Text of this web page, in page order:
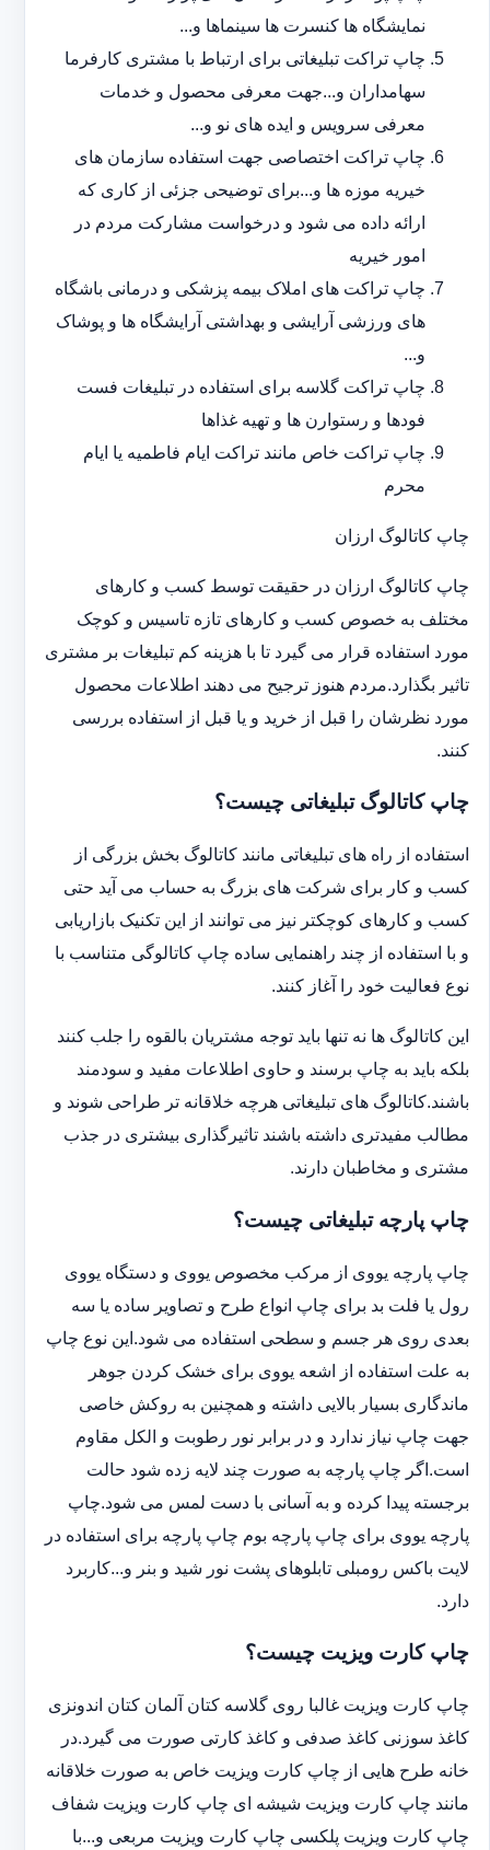
نمایشگاه ها کنسرت ها سینماها و...
چاپ تراکت تبلیغاتی برای ارتباط با مشتری کارفرما
سهامداران و...جهت معرفی محصول و خدمات
معرفی سرویس و ایده های نو و...
چاپ تراکت اختصاصی جهت استفاده سازمان های
خیریه موزه ها و...برای توضیحی جزئی از کاری که
ارائه داده می شود و درخواست مشارکت مردم در
امور خیریه
چاپ تراکت های املاک بیمه پزشکی و درمانی باشگاه
های ورزشی آرایشی و بهداشتی آرایشگاه ها و پوشاک
و...
چاپ تراکت گلاسه برای استفاده در تبلیغات فست
فودها و رستوارن ها و تهیه غذاها
چاپ تراکت خاص مانند تراکت ایام فاطمیه یا ایام
محرم
چاپ کاتالوگ ارزان
چاپ کاتالوگ ارزان در حقیقت توسط کسب و کارهای
مختلف به خصوص کسب و کارهای تازه تاسیس و کوچک
مورد استفاده قرار می گیرد تا با هزینه کم تبلیغات بر مشتری
تاثیر بگذارد.مردم هنوز ترجیح می دهند اطلاعات محصول
مورد نظرشان را قبل از خرید و یا قبل از استفاده بررسی
کنند.
چاپ کاتالوگ تبلیغاتی چیست؟
استفاده از راه های تبلیغاتی مانند کاتالوگ بخش بزرگی از
کسب و کار برای شرکت های بزرگ به حساب می آید حتی
کسب و کارهای کوچکتر نیز می توانند از این تکنیک بازاریابی
و با استفاده از چند راهنمایی ساده چاپ کاتالوگی متناسب با
نوع فعالیت خود را آغاز کنند.
این کاتالوگ ها نه تنها باید توجه مشتریان بالقوه را جلب کنند
بلکه باید به چاپ برسند و حاوی اطلاعات مفید و سودمند
باشند.کاتالوگ های تبلیغاتی هرچه خلاقانه تر طراحی شوند و
مطالب مفیدتری داشته باشند تاثیرگذاری بیشتری در جذب
مشتری و مخاطبان دارند.
چاپ پارچه تبلیغاتی چیست؟
چاپ پارچه یووی از مرکب مخصوص یووی و دستگاه یووی
رول یا فلت بد برای چاپ انواع طرح و تصاویر ساده یا سه
بعدی روی هر جسم و سطحی استفاده می شود.این نوع چاپ
به علت استفاده از اشعه یووی برای خشک کردن جوهر
ماندگاری بسیار بالایی داشته و همچنین به روکش خاصی
جهت چاپ نیاز ندارد و در برابر نور رطوبت و الکل مقاوم
است.اگر چاپ پارچه به صورت چند لایه زده شود حالت
برجسته پیدا کرده و به آسانی با دست لمس می شود.چاپ
پارچه یووی برای چاپ پارچه بوم چاپ پارچه برای استفاده در
لایت باکس رومبلی تابلوهای پشت نور شید و بنر و...کاربرد
دارد.
چاپ کارت ویزیت چیست؟
چاپ کارت ویزیت غالبا روی گلاسه کتان آلمان کتان اندونزی
کاغذ سوزنی کاغذ صدفی و کاغذ کارتی صورت می گیرد.در
خانه طرح هایی از چاپ کارت ویزیت خاص به صورت خلاقانه
مانند چاپ کارت ویزیت شیشه ای چاپ کارت ویزیت شفاف
چاپ کارت ویزیت پلکسی چاپ کارت ویزیت مربعی و...با